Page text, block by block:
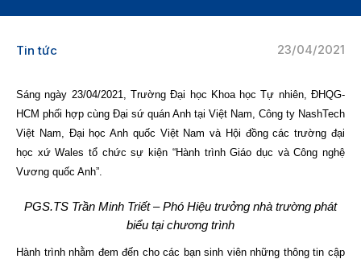
23/04/2021
Tin tức
Sáng ngày 23/04/2021, Trường Đại học Khoa học Tự nhiên, ĐHQG-
HCM phối hợp cùng Đại sứ quán Anh tại Việt Nam, Công ty NashTech
Việt Nam, Đại học Anh quốc Việt Nam và Hội đồng các trường đại
học xứ Wales tổ chức sự kiện “Hành trình Giáo dục và Công nghệ
Vương quốc Anh”.
PGS.TS Trần Minh Triết – Phó Hiệu trưởng nhà trường phát
biểu tại chương trình
Hành trình nhằm đem đến cho các bạn sinh viên những thông tin cập